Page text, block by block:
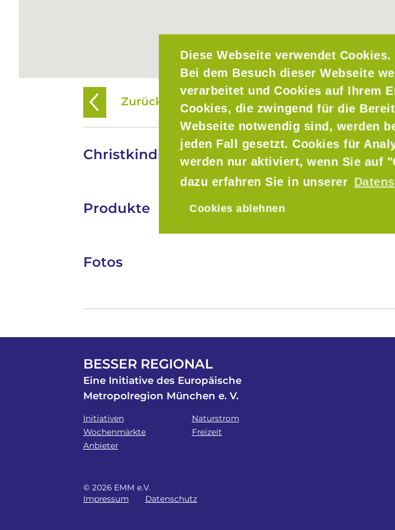
Diese Webseite verwendet Cookies.
Bei dem Besuch dieser Webseite
verarbeitet und Cookies auf Ihrem
Cookies, die zwingend für die
Webseite notwendig sind, werden
jeden Fall gesetzt. Cookies für
werden nur aktiviert, wenn Sie auf
dazu erfahren Sie in unserer
Cookies ablehnen
Zurück zur Übersicht
Christkindlmarkt Dürnbach
Produkte
Fotos
BESSER REGIONAL
Eine Initiative des Europäische
Metropolregion München e. V.
Initiativen
Wochenmärkte
Anbieter
Naturstrom
Freizeit
© 2026 EMM e.V.
Impressum
Datenschutz